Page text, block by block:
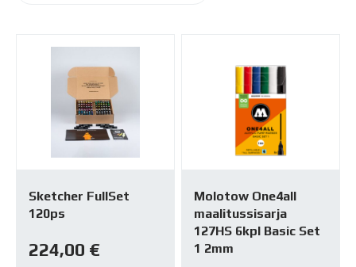
Sketcher FullSet
120ps
224,00 €
Molotow One4all
maalitussisarja
127HS 6kpl Basic Set
1 2mm